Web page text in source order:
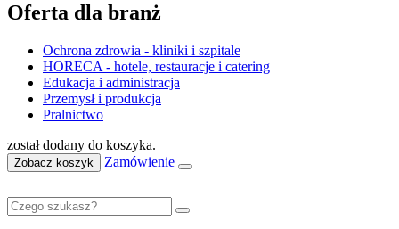
Oferta dla branż
Ochrona zdrowia - kliniki i szpitale
HORECA - hotele, restauracje i catering
Edukacja i administracja
Przemysł i produkcja
Pralnictwo
został dodany do koszyka.
Zobacz koszyk Zamówienie